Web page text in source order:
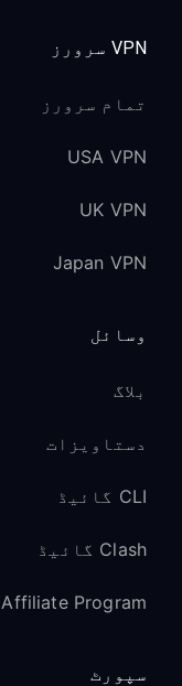
VPN سرورز
تمام سرورز
USA VPN
UK VPN
Japan VPN
وسائل
بلاگ
دستاویزات
CLI گائیڈ
Clash گائیڈ
Affiliate Program
سپورٹ